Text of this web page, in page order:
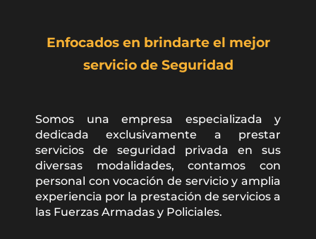
Enfocados en brindarte el mejor
servicio de Seguridad
Somos una empresa especializada y
dedicada exclusivamente a prestar
servicios de seguridad privada en sus
diversas modalidades, contamos con
personal con vocación de servicio y amplia
experiencia por la prestación de servicios a
las Fuerzas Armadas y Policiales.